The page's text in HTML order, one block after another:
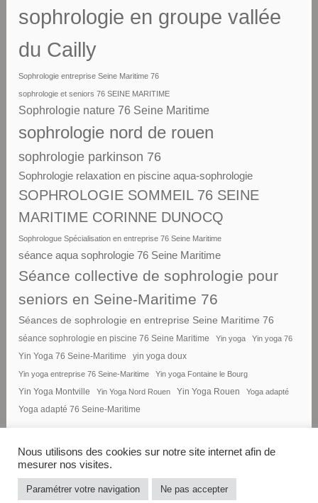
sophrologie en groupe vallée
du Cailly
Sophrologie entreprise Seine Maritime 76
sophrologie et seniors 76 SEINE MARITIME
Sophrologie nature 76 Seine Maritime
sophrologie nord de rouen
sophrologie parkinson 76
Sophrologie relaxation en piscine aqua-sophrologie
SOPHROLOGIE SOMMEIL 76 SEINE
MARITIME CORINNE DUNOCQ
Sophrologue Spécialisation en entreprise 76 Seine Maritime
séance aqua sophrologie 76 Seine Maritime
Séance collective de sophrologie pour
seniors en Seine-Maritime 76
Séances de sophrologie en entreprise Seine Maritime 76
séance sophrologie en piscine 76 Seine Maritime Yin yoga Yin yoga 76
Yin Yoga 76 Seine-Maritime yin yoga doux
Yin yoga entreprise 76 Seine-Maritime Yin yoga Fontaine le Bourg
Yin Yoga Montville Yin Yoga Nord Rouen Yin Yoga Rouen Yoga adapté
Yoga adapté 76 Seine-Maritime
FIÈREMENT PROPULSÉ PAR
Nous utilisons des cookies sur notre site internet afin de
mesurer nos visites.
Paramétrer votre navigation Ne pas accepter